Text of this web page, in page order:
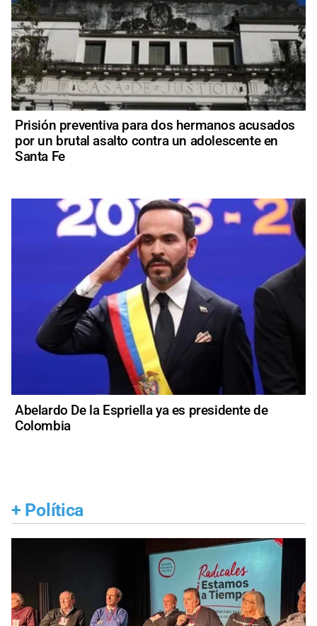
Prisión preventiva para dos hermanos acusados
por un brutal asalto contra un adolescente en
Santa Fe
Abelardo De la Espriella ya es presidente de
Colombia
+ Política